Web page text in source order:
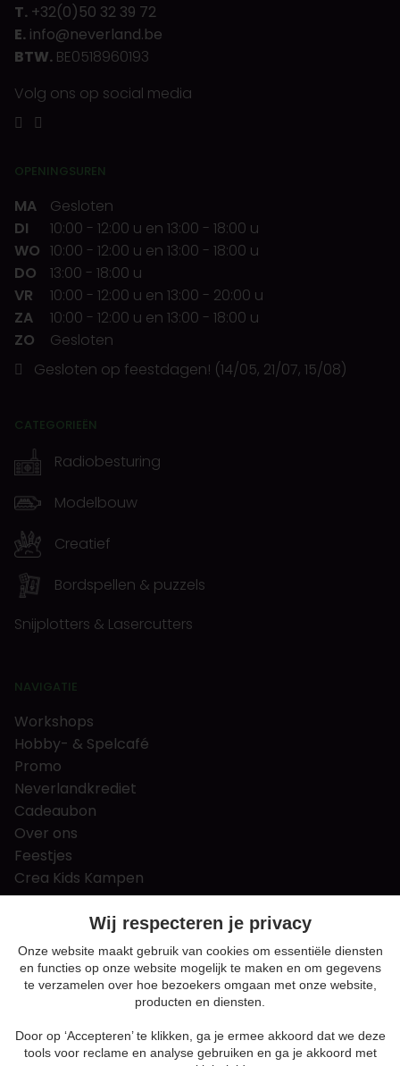
T. +32(0)50 32 39 72
E. info@neverland.be
BTW. BE0518960193
Volg ons op social media
OPENINGSUREN
MA
Gesloten
DI
10:00 - 12:00 u en 13:00 - 18:00 u
WO 10:00 - 12:00 u en 13:00 - 18:00 u
DO
13:00 - 18:00 u
VR
10:00 - 12:00 u en 13:00 - 20:00 u
ZA
10:00 - 12:00 u en 13:00 - 18:00 u
ZO
Gesloten
Gesloten op feestdagen! (14/05, 21/07, 15/08)
CATEGORIEËN
Radiobesturing
Modelbouw
Creatief
Bordspellen & puzzels
Snijplotters & Lasercutters
NAVIGATIE
Workshops
Hobby- & Spelcafé
Promo
Neverlandkrediet
Cadeaubon
Over ons
Feestjes
Crea Kids Kampen
FAQ
Tips & tricks
Contact
Nieuws & Vacatures
Algemene voorwaarden
Wij respecteren je privacy
Onze website maakt gebruik van cookies om essentiële diensten
en functies op onze website mogelijk te maken en om gegevens
te verzamelen over hoe bezoekers omgaan met onze website,
producten en diensten.
Door op ‘Accepteren’ te klikken, ga je ermee akkoord dat we deze
tools voor reclame en analyse gebruiken en ga je akkoord met